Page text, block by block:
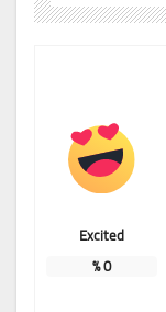
Excited
0
%